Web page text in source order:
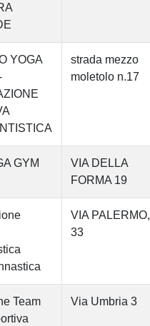
YOGA
strada mezzo
moletolo n.17
GYM
VIA DELLA
FORMA 19
VIA PALERMO,
33
Team
Via Umbria 3